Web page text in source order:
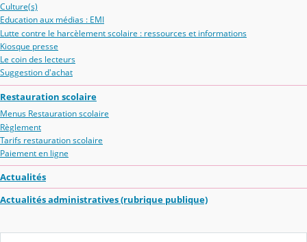
Culture(s)
Education aux médias : EMI
Lutte contre le harcèlement scolaire : ressources et informations
Kiosque presse
Le coin des lecteurs
Suggestion d'achat
Restauration scolaire
Menus Restauration scolaire
Règlement
Tarifs restauration scolaire
Paiement en ligne
Actualités
Actualités administratives (rubrique publique)